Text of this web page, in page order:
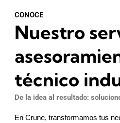
CONOCE
Nuestro
técnico
De la idea al resultado:
En Crune, transformamos tus